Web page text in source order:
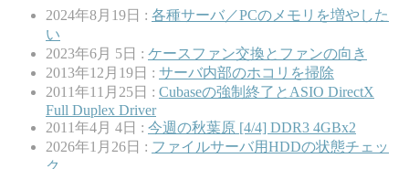
2024年8月19日 : 各種サーバ／PCのメモリを増やした
い
2023年6月 5日 : ケースファン交換とファンの向き
2013年12月19日 : サーバ内部のホコリを掃除
2011年11月25日 : Cubaseの強制終了とASIO DirectX
Full Duplex Driver
2011年4月 4日 : 今週の秋葉原 [4/4] DDR3 4GBx2
2026年1月26日 : ファイルサーバ用HDDの状態チェッ
ク